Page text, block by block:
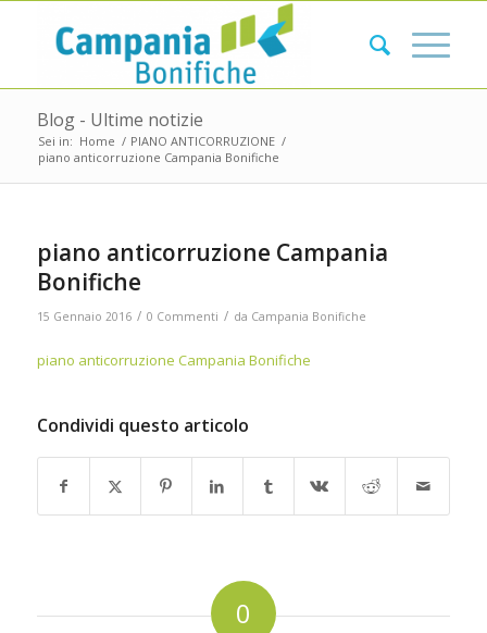
Blog - Ultime notizie
Sei in: Home / PIANO ANTICORRUZIONE /
piano anticorruzione Campania Bonifiche
piano anticorruzione Campania
Bonifiche
15 Gennaio 2016 / 0 Commenti / da Campania Bonifiche
piano anticorruzione Campania Bonifiche
Condividi questo articolo
0